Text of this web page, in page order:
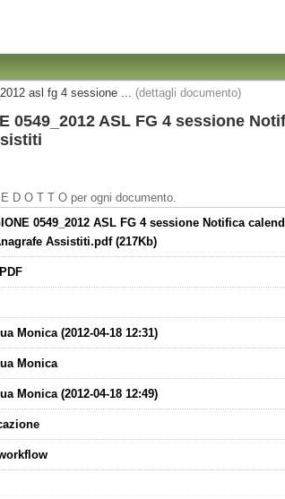
asl fg 4 sessione ... (dettagli documento)
0549_2012 ASL FG 4 sessione
D O T T O per ogni documento.
0549_2012 ASL FG 4 sessione Notifica
Assistiti.pdf (217Kb)
Monica (2012-04-18 12:31)
Monica
Monica (2012-04-18 12:49)